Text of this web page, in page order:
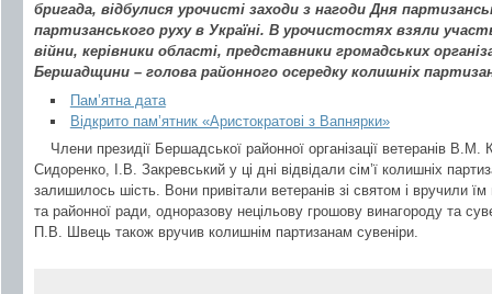
бригада, відбулися урочисті заходи з нагоди Дня
партизанського руху в Україні. В урочистостях взяли
війни, керівники області, представники громадських
Бершадщини – голова районного осередку колишніх
Пам’ятна дата
Відкрито пам’ятник «Аристократові з Вапнярки»
Члени президії Бершадської районної організації ветеранів
Сидоренко, І.В. Закревський у ці дні відвідали сім’ї колишніх
залишилось шість. Вони привітали ветеранів зі святом і вручили їм
та районної ради, одноразову нецільову грошову винагороду та
П.В. Швець також вручив колишнім партизанам сувеніри.